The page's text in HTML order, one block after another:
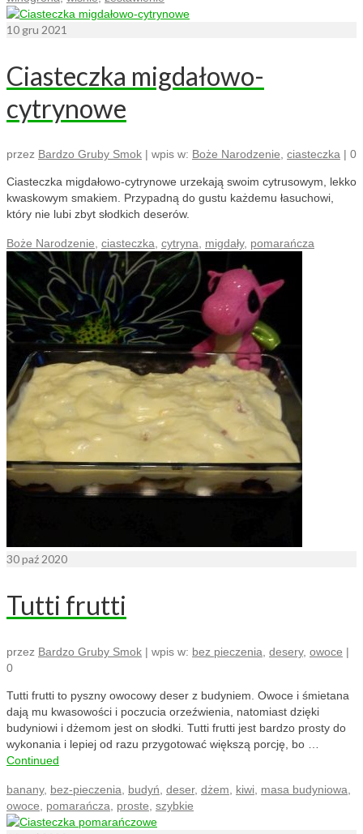
10 gru 2021
Ciasteczka migdałowo-
cytrynowe
przez Bardzo Gruby Smok | wpis w: Boże Narodzenie, ciasteczka | 0
Ciasteczka migdałowo-cytrynowe urzekają swoim cytrusowym, lekko
kwaskowym smakiem. Przypadną do gustu każdemu łasuchowi,
który nie lubi zbyt słodkich deserów.
Boże Narodzenie, ciasteczka, cytryna, migdały, pomarańcza
30paź 2020
Tutti frutti
przez Bardzo Gruby Smok | wpis w: bez pieczenia desery, owoce |
0
Tutti frutti to pyszny owocowy deser z budyniem. Owoce i śmietana
dają mu kwasowości i poczucia orzeźwienia, natomiast dzięki
budyniowi i dżemom jest on słodki. Tutti frutti jest bardzo prosty do
wykonania i lepiej od razu przygotować większą porcję, bo …
Continued
banany, bez-pieczenia budyń deser, dżem kiwi masa budyniowa
owoce
pomarańcza proste szybkie